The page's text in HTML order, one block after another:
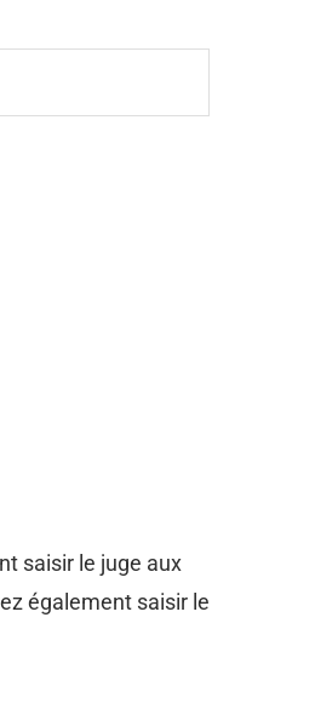
saisir le juge aux
également saisir le